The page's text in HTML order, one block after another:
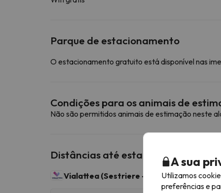
Parque de estacionamento
O estacionamento gratuito está disponível nas
Condições para os animais de
Não são permitidos animais de estimação neste
Distâncias até estações de esqui
Vialattea (Sestriere - Sauze d'Oulx)400
A sua
Utilizamos
preferências e